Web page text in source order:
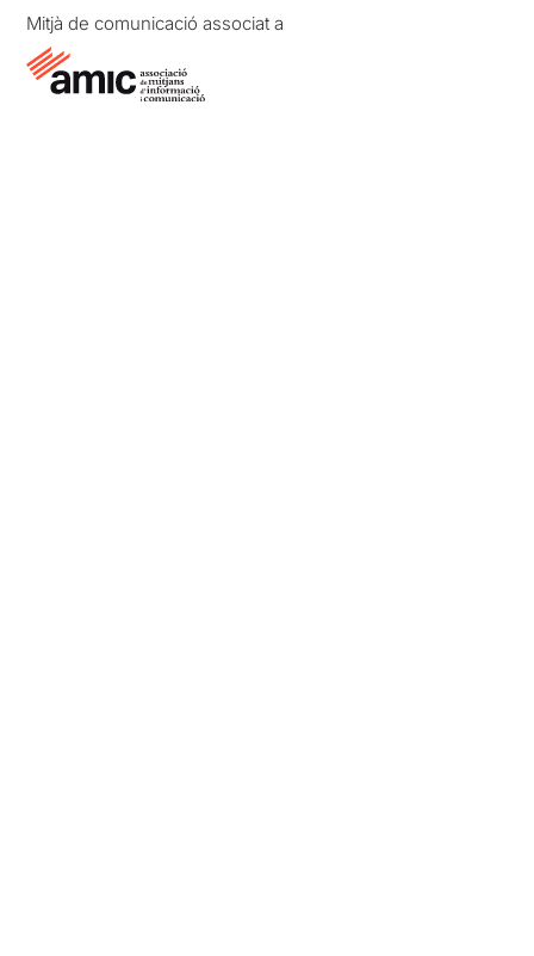
Mitjà de comunicació associat a